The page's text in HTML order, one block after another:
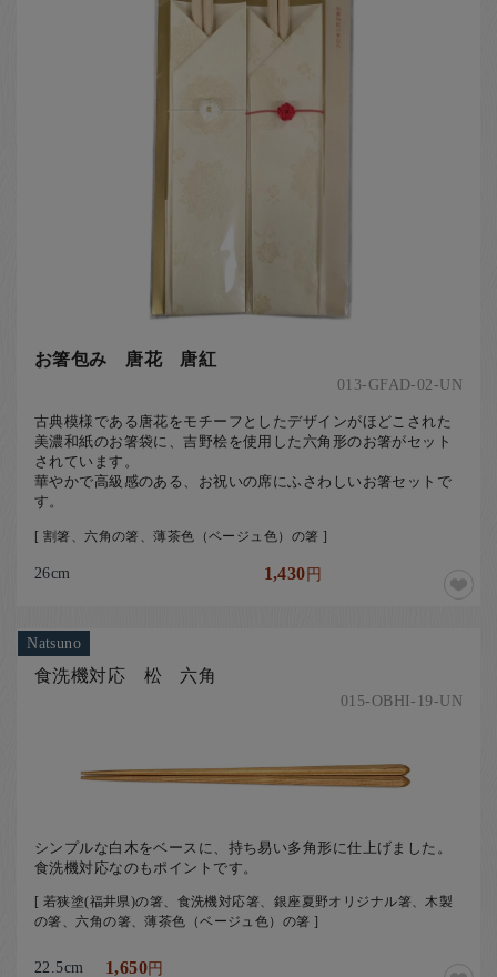
お箸包み 唐花 唐紅
013-GFAD-02-UN
古典模様である唐花をモチーフとしたデザインがほどこされた
美濃和紙のお箸袋に、吉野桧を使用した六角形のお箸がセット
されています。
華やかで高級感のある、お祝いの席にふさわしいお箸セットで
す。
[ 割箸、六角の箸、薄茶色（ベージュ色）の箸 ]
26cm 1,430円
Natsuno
食洗機対応 松 六角
015-OBHI-19-UN
シンプルな白木をベースに、持ち易い多角形に仕上げました。
食洗機対応なのもポイントです。
[ 若狭塗(福井県)の箸、食洗機対応箸、銀座夏野オリジナル箸、木製
の箸、六角の箸、薄茶色（ベージュ色）の箸 ]
22.5cm 1,650円